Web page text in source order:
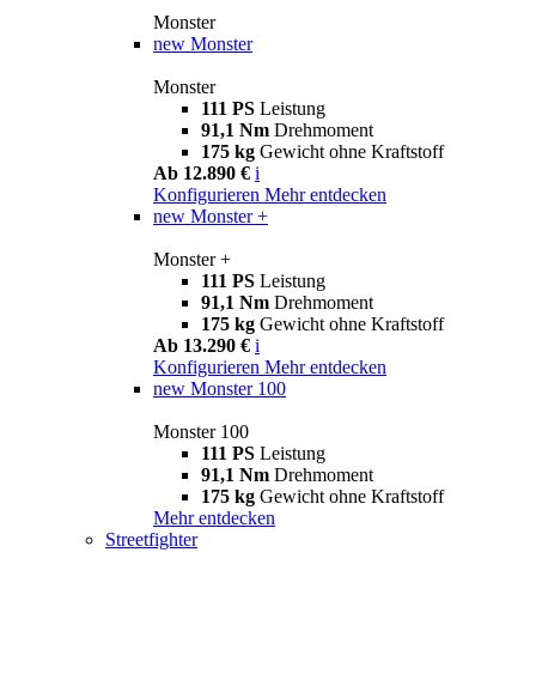
Monster
new Monster
Monster
111 PS Leistung
91,1 Nm Drehmoment
175 kg Gewicht ohne Kraftstoff
Ab 12.890 € i
Konfigurieren Mehr entdecken
new Monster +
Monster +
111 PS Leistung
91,1 Nm Drehmoment
175 kg Gewicht ohne Kraftstoff
Ab 13.290 € i
Konfigurieren Mehr entdecken
new Monster 100
Monster 100
111 PS Leistung
91,1 Nm Drehmoment
175 kg Gewicht ohne Kraftstoff
Mehr entdecken
Streetfighter